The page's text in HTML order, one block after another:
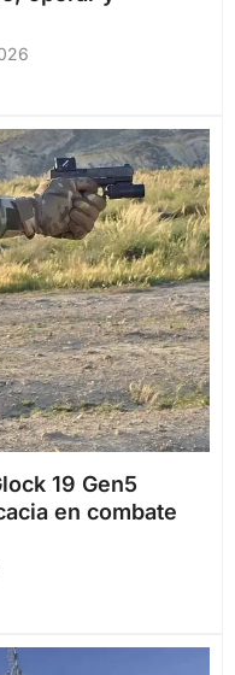
19 Gen5
en combate